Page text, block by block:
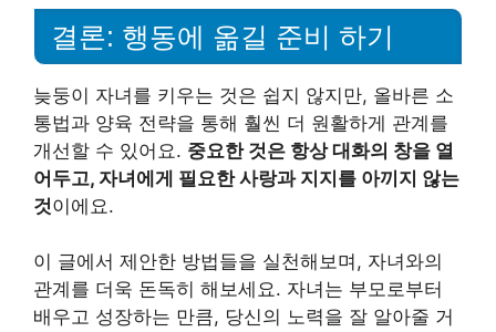
결론: 행동에 옮길 준비 하기
늦둥이 자녀를 키우는 것은 쉽지 않지만, 올바른 소
통법과 양육 전략을 통해 훨씬 더 원활하게 관계를
개선할 수 있어요. 중요한 것은 항상 대화의 창을 열
어두고, 자녀에게 필요한 사랑과 지지를 아끼지 않는
것이에요.
이 글에서 제안한 방법들을 실천해보며, 자녀와의
관계를 더욱 돈독히 해보세요. 자녀는 부모로부터
배우고 성장하는 만큼, 당신의 노력을 잘 알아줄 거